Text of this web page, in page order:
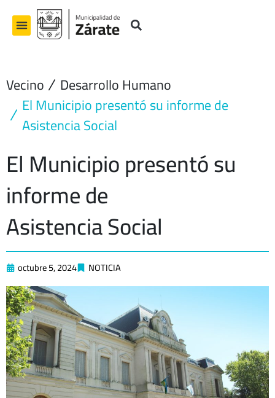
contenido
Vecino Desarrollo Humano
El Municipio presentó su informe de
Asistencia Social
El Municipio presentó su
informe de
Asistencia Social
octubre 5, 2024 NOTICIA